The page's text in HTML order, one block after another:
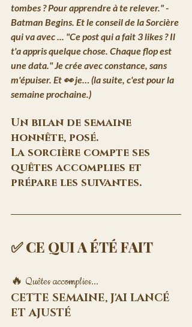
tombes ? Pour apprendre à te relever." -
Batman Begins. Et le conseil de la Sorcière
qui va avec ... "Ce post qui a fait 3 likes ? Il
t'a appris quelque chose. Chaque flop est
une data."Je crée avec constance, sans
m'épuiser. Et 👀 je… (la suite, c'est pour la
semaine prochaine.)
Un bilan de semaine
honnête, posé.
La sorcière compte ses
quêtes accomplies et
prépare les suivantes.
✅ CE QUI A ÉTÉ FAIT
🔥 Quêtes accomplies...
CETTE SEMAINE, J'AI LANCÉ
ET AJUSTÉ